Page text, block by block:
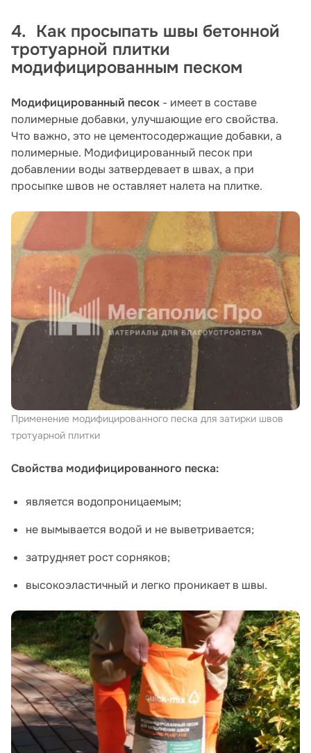
4. Как просыпать швы бетонной
тротуарной плитки
модифицированным песком
Модифицированный песок - имеет в составе
полимерные добавки, улучшающие его свойства.
Что важно, это не цементосодержащие добавки, а
полимерные. Модифицированный песок при
добавлении воды затвердевает в швах, а при
просыпке швов не оставляет налета на плитке.
Применение модифицированного песка для затирки швов
тротуарной плитки
Свойства модифицированного песка:
является водопроницаемым;
не вымывается водой и не выветривается;
затрудняет рост сорняков;
высокоэластичный и легко проникает в швы.